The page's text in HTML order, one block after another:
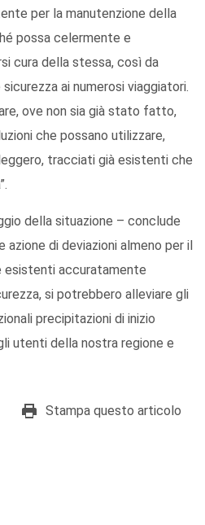
per la manutenzione della
possa celermente e
cura della stessa, così da
ai numerosi viaggiatori.
ove non sia già stato fatto,
che possano utilizzare,
tracciati già esistenti che
della situazione – conclude
azione di deviazioni almeno per il
esistenti accuratamente
si potrebbero alleviare gli
precipitazioni di inizio
utenti della nostra regione e
Stampa questo articolo